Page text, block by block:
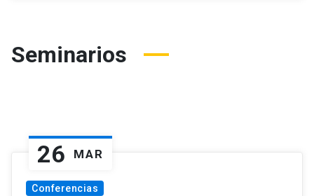
Seminarios
26 MAR
Conferencias